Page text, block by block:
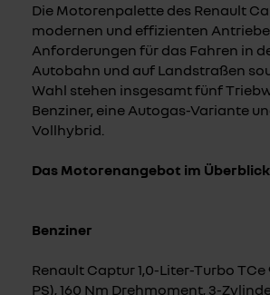
Die Motorenpalette des Renault
modernen und effizienten
Anforderungen für das Fahren in
Autobahn und auf Landstraßen
Wahl stehen insgesamt fünf
Benziner, eine Autogas-Variante
Vollhybrid.
Das Motorenangebot im
Benziner
Renault Captur 1,0-Liter-Turbo TCe
PS), 160 Nm Drehmoment, 3-